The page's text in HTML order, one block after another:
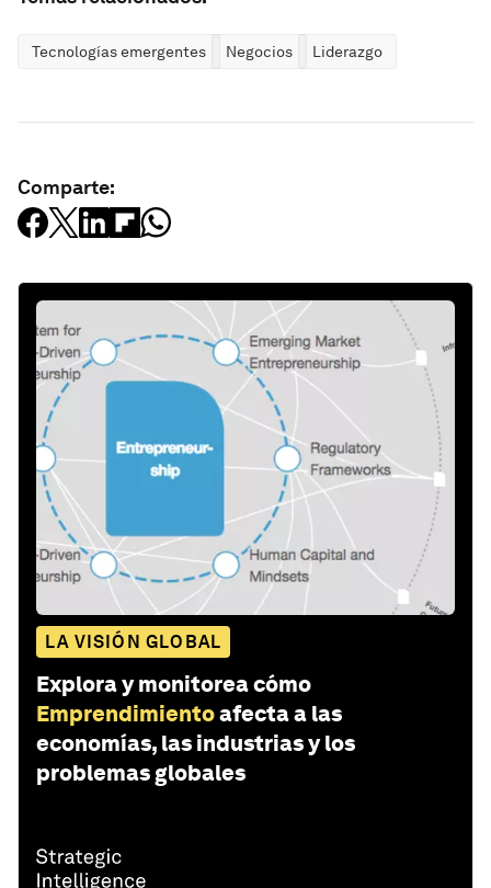
Tecnologías emergentes Negocios Liderazgo
Comparte:
LA VISIÓN GLOBAL
Explora y monitorea cómo
Emprendimientoafecta a las
economías, las industrias y los
problemas globales